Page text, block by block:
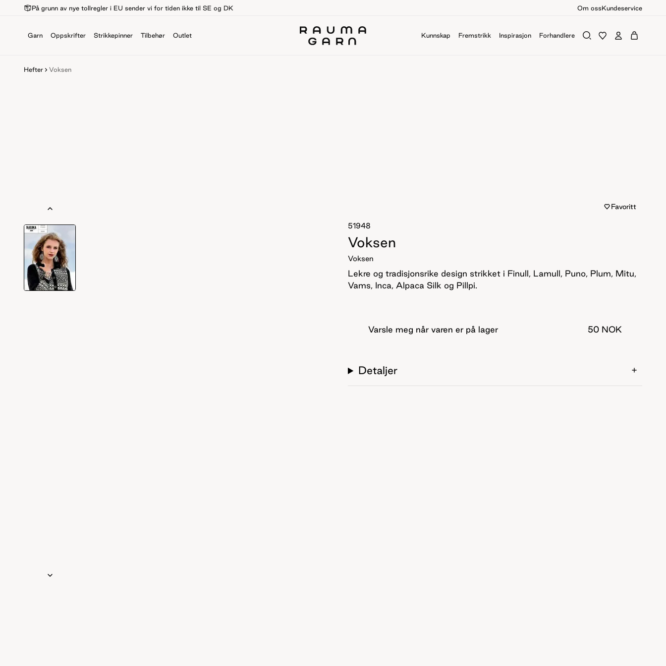
På grunn av nye tollregler i EU sender vi for tiden ikke til SE og DK Om ossKundeservice
Garn Oppskrifter Strikkepinner Tilbehør Outlet Kunnskap Fremstrikk Inspirasjon Forhandlere
Hefter Voksen
Favoritt
51948
Voksen
Voksen
Lekre og tradisjonsrike design strikket i Finull, Lamull, Puno, Plum, Mitu,
Vams, Inca, Alpaca Silk og Pillpi.
Varsle meg når varen er på lager 50 NOK
Detaljer